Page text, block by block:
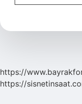
Otu
Mı
https://
https://